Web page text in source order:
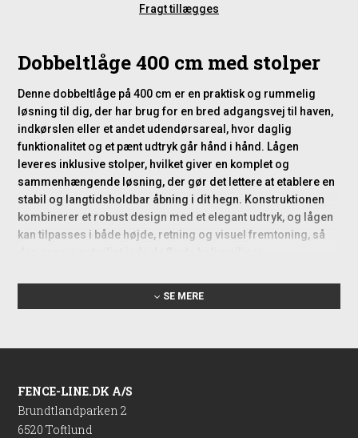
Fragt tillægges
Dobbeltlåge 400 cm med stolper
Denne dobbeltlåge på 400 cm er en praktisk og rummelig
løsning til dig, der har brug for en bred adgangsvej til haven,
indkørslen eller et andet udendørsareal, hvor daglig
funktionalitet og et pænt udtryk går hånd i hånd. Lågen
leveres inklusive stolper, hvilket giver en komplet og
sammenhængende løsning, der gør det lettere at etablere en
stabil og langtidsholdbar åbning i dit hegn. Konstruktionen
kombinerer et robust design med et elegant udtryk, og lågen
kan tilpasses i både højde, retning og visuel fremtoning, så
Anvendelsesmuligheder i haven
og indkørslen
Dobbeltlågen er særligt velegnet, når du har behov for ekstra
derfor et oplagt valg som indkørselsport, men den fungerer
SE MERE
FENCE-LINE.DK A/S
Brundtlandparken 2
6520 Toftlund